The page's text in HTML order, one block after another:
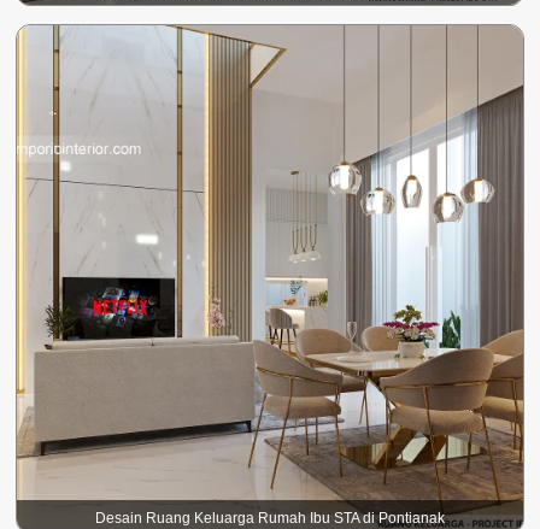
Desain Ruang Keluarga Rumah Ibu STA di Pontianak